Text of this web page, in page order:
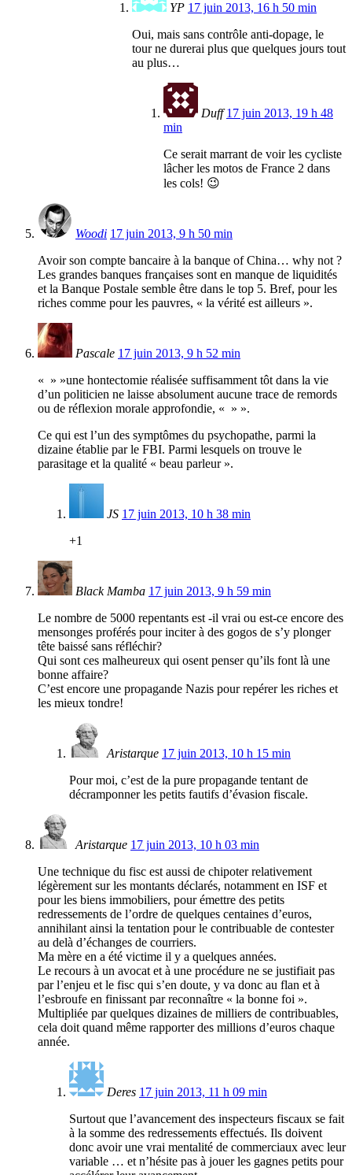
YP 17 juin 2013, 16 h 50 min
Oui, mais sans contrôle anti-dopage, le
tour ne durerai plus que quelques jours tout
au plus…
Duff 17 juin 2013, 19 h 48
min
Ce serait marrant de voir les cycliste
lâcher les motos de France 2 dans
les cols! 😉
Woodi 17 juin 2013, 9 h 50 min
Avoir son compte bancaire à la banque of China… why not ?
Les grandes banques françaises sont en manque de liquidités
et la Banque Postale semble être dans le top 5. Bref, pour les
riches comme pour les pauvres, « la vérité est ailleurs ».
Pascale 17 juin 2013, 9 h 52 min
« » »une hontectomie réalisée suffisamment tôt dans la vie
d’un politicien ne laisse absolument aucune trace de remords
ou de réflexion morale approfondie, « » ».
Ce qui est l’un des symptômes du psychopathe, parmi la
dizaine établie par le FBI. Parmi lesquels on trouve le
parasitage et la qualité « beau parleur ».
JS 17 juin 2013, 10 h 38 min
+1
Black Mamba 17 juin 2013, 9 h 59 min
Le nombre de 5000 repentants est -il vrai ou est-ce encore des
mensonges proférés pour inciter à des gogos de s’y plonger
tête baissé sans réfléchir?
Qui sont ces malheureux qui osent penser qu’ils font là une
bonne affaire?
C’est encore une propagande Nazis pour repérer les riches et
les mieux tondre!
Aristarque 17 juin 2013, 10 h 15 min
Pour moi, c’est de la pure propagande tentant de
décramponner les petits fautifs d’évasion fiscale.
Aristarque 17 juin 2013, 10 h 03 min
Une technique du fisc est aussi de chipoter relativement
légèrement sur les montants déclarés, notamment en ISF et
pour les biens immobiliers, pour émettre des petits
redressements de l’ordre de quelques centaines d’euros,
annihilant ainsi la tentation pour le contribuable de contester
au delà d’échanges de courriers.
Ma mère en a été victime il y a quelques années.
Le recours à un avocat et à une procédure ne se justifiait pas
par l’enjeu et le fisc qui s’en doute, y va donc au flan et à
l’esbroufe en finissant par reconnaître « la bonne foi ».
Multipliée par quelques dizaines de milliers de contribuables,
cela doit quand même rapporter des millions d’euros chaque
année.
Deres 17 juin 2013, 11 h 09 min
Surtout que l’avancement des inspecteurs fiscaux se fait
à la somme des redressements effectués. Ils doivent
donc avoir une vrai mentalité de commerciaux avec leur
variable … et n’hésite pas à jouer les gagnes petits pour